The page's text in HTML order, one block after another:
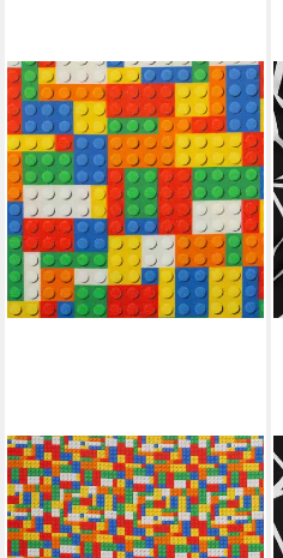
LARISSASTOFFE
Stoff Kinderstoffe
Baumwollstoff Meterware
Swafing Klemmbausteine